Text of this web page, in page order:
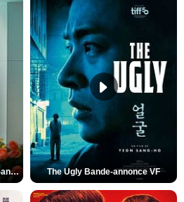
Des Fleurs pour Tokyo Bande-annonce VO STFR The Ugly Bande-annonce VF